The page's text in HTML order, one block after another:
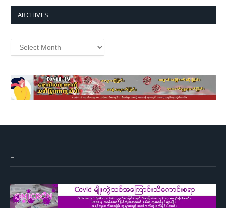
ARCHIVES
Archives
–